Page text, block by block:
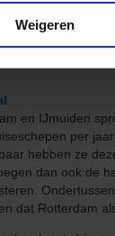
Weigeren
IJmuiden Cruise
en IJmuiden
per
hebben ze
dan ook de
dat Rotterdam